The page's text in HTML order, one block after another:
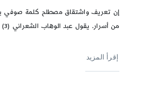
إن تعريف واشتقاق مصطلح كلمة صوفي
من أسرار. يقول عبد الوهاب الشعراني (3)
إقرأ المزيد